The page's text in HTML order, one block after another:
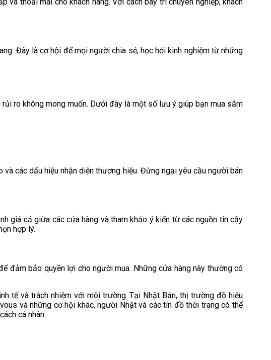
Đây là cơ hội để mọi người chia sẻ, học hỏi kinh nghiệm từ những
ro không mong muốn. Dưới đây là một số lưu ý giúp bạn mua sắm
các dấu hiệu nhận diện thương hiệu. Đừng ngại yêu cầu người bán
giá cả giữa các cửa hàng và tham khảo ý kiến từ các nguồn tin cậy
hợp lý.
đảm bảo quyền lợi cho người mua. Những cửa hàng này thường có
tế và trách nhiệm với môi trường. Tại Nhật Bản, thị trường đồ hiệu
và những cơ hội khác, người Nhật và các tín đồ thời trang có thể
cá nhân.